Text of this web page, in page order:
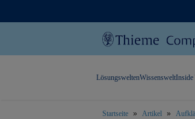
LösungsweltenWissensweltInside
Startseite Artikel